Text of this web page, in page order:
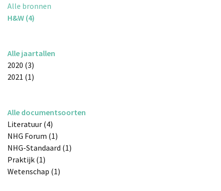
Alle bronnen
H&W (4)
Alle jaartallen
2020 (3)
2021 (1)
Alle documentsoorten
Literatuur (4)
NHG Forum (1)
NHG-Standaard (1)
Praktijk (1)
Wetenschap (1)